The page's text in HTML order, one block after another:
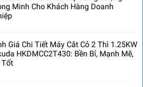
Minh Cho Khách Hàng Doanh
Giá Chi Tiết Máy Cắt Cỏ 2 Thì 1.25KW
HKDMCC2T430: Bền Bỉ, Mạnh Mẽ,
Tốt